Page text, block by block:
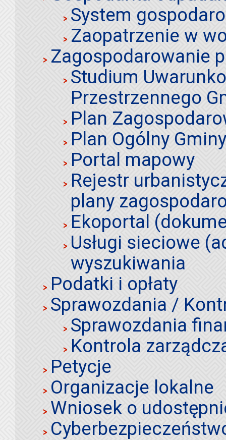
System
Zaopatrzenie w
Zagospodarowanie
Studium
Przestrzennego
Plan
Plan Ogólny
Portal mapowy
Rejestr
plany
Ekoportal
Usługi sieciowe
wyszukiwania
Podatki i opłaty
Sprawozdania /
Sprawozdania
Kontrola
Petycje
Organizacje lokalne
Wniosek o